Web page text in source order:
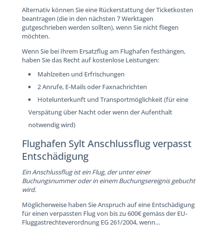
Alternativ können Sie eine Rückerstattung der Ticketkosten
beantragen (die in den nächsten 7 Werktagen
gutgeschrieben werden sollten), wenn Sie nicht fliegen
möchten.
Wenn Sie bei Ihrem Ersatzflug am Flughafen festhängen,
haben Sie das Recht auf kostenlose Leistungen:
Mahlzeiten und Erfrischungen
2 Anrufe, E-Mails oder Faxnachrichten
Hotelunterkunft und Transportmöglichkeit (für eine
Verspätung über Nacht oder wenn der Aufenthalt
notwendig wird)
Flughafen Sylt Anschlussflug verpasst
Entschädigung
Ein Anschlussflug ist ein Flug, der unter einer
Buchungsnummer oder in einem Buchungsereignis gebucht
wird.
Möglicherweise haben Sie Anspruch auf eine Entschädigung
für einen verpassten Flug von bis zu 600€ gemäss der EU-
Fluggastrechteverordnung EG 261/2004, wenn…